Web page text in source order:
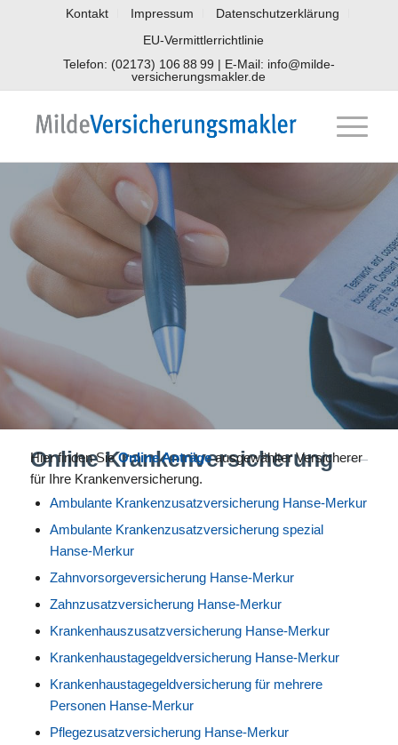
Kontakt Impressum
Datenschutzerklärung
EU-Vermittlerrichtlinie
Telefon: (02173) 106 88 99 | E-Mail: info@milde-
versicherungsmakler.de
Online Krankenversicherung
Hier finden SieOnline Anträgeausgewählter Versicherer
für Ihre Krankenversicherung.
Ambulante Krankenzusatzversicherung Hanse-Merkur
Ambulante Krankenzusatzversicherung spezial
Hanse-Merkur
Zahnvorsorgeversicherung Hanse-Merkur
Zahnzusatzversicherung Hanse-Merkur
Krankenhauszusatzversicherung Hanse-Merkur
Krankenhaustagegeldversicherung Hanse-Merkur
Krankenhaustagegeldversicherung für mehrere
Personen Hanse-Merkur
Pflegezusatzversicherung Hanse-Merkur